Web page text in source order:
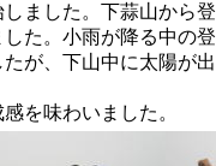
ました。下蒜山から
た。小雨が降る中の
が、下山中に太陽が
を味わいました。